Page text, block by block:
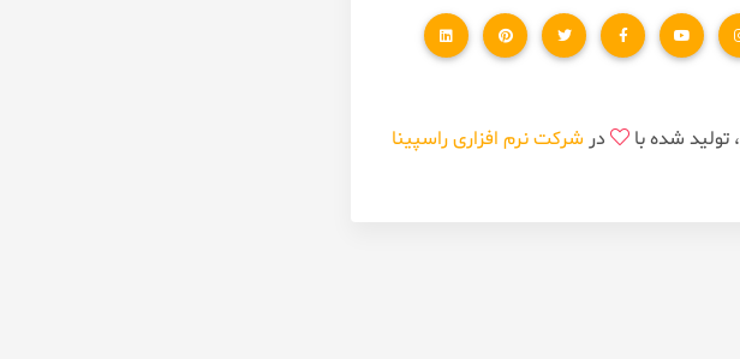
، تولید شده با در شرکت نرم افزاری راسپینا